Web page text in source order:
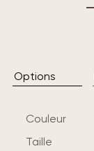
Options
Couleur
Taille